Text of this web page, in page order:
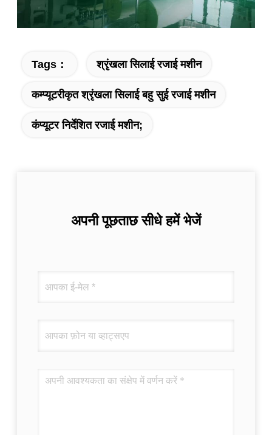
Tags： श्रृंखला सिलाई रजाई मशीन
कम्प्यूटरीकृत श्रृंखला सिलाई बहु सुई रजाई मशीन
कंप्यूटर निर्देशित रजाई मशीन;
अपनी पूछताछ सीधे हमें भेजें